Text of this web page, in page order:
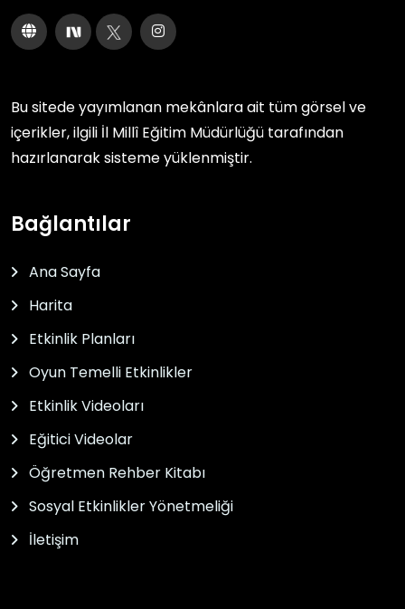
Bu sitede yayımlanan mekânlara ait tüm görsel ve
içerikler, ilgili İl Millî Eğitim Müdürlüğü tarafından
hazırlanarak sisteme yüklenmiştir.
Bağlantılar
Ana Sayfa
Harita
Etkinlik Planları
Oyun Temelli Etkinlikler
Etkinlik Videoları
Eğitici Videolar
Öğretmen Rehber Kitabı
Sosyal Etkinlikler Yönetmeliği
İletişim